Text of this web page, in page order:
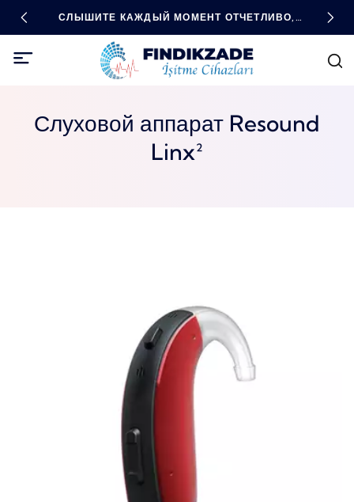
СЛЫШИТЕ КАЖДЫЙ МОМЕНТ ОТЧЕТЛИВО,
БУДЬТЕ ВО ВСЕОРУЖИИ С ПОМОЩЬЮ
ТЕХНОЛОГИЙ!
Слуховой аппарат Resound
Linx²